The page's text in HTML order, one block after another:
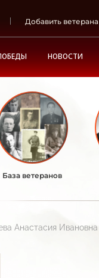
Добавить ветерана
НОВОСТИ
База ветеранов
Анастасия Ивановна